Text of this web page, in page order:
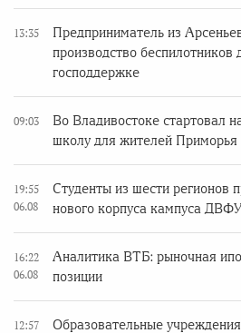
13:35
Предприниматель из
производство беспилотников
господдержке
09:03
Во Владивостоке стартовал
школу для жителей Приморья
19:55
06.08
Студенты из шести регионов
нового корпуса кампуса
16:22
06.08
Аналитика ВТБ: рыночная
позиции
12:57
Образовательные